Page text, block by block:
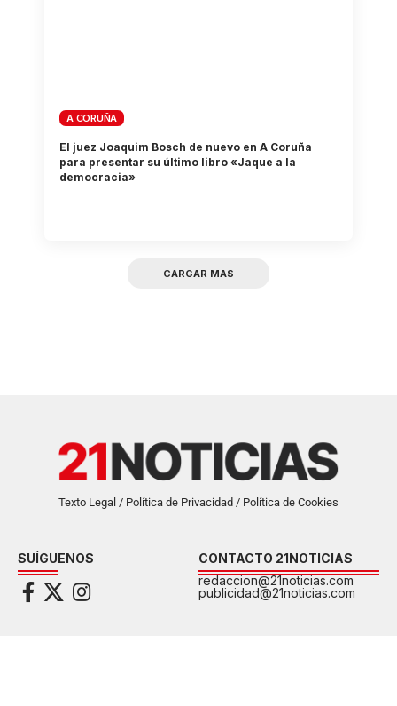
A CORUÑA
El juez Joaquim Bosch de nuevo en A Coruña
para presentar su último libro «Jaque a la
democracia»
CARGAR MAS
Texto Legal / Política de Privacidad / Política de Cookies
SUÍGUENOS
CONTACTO 21NOTICIAS
redaccion@21noticias.com
publicidad@21noticias.com